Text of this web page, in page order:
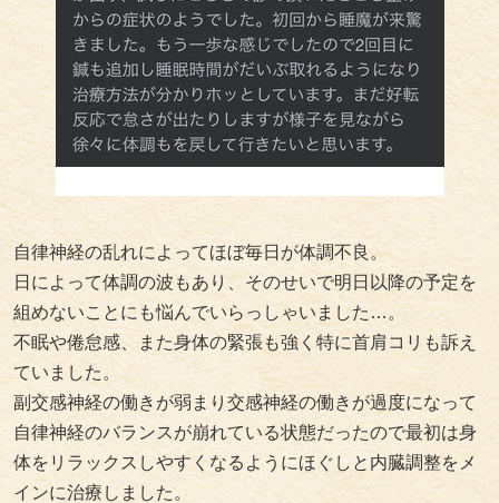
自律神経の乱れによってほぼ毎日が体調不良。
日によって体調の波もあり、そのせいで明日以降の予定を
組めないことにも悩んでいらっしゃいました…。
不眠や倦怠感、また身体の緊張も強く特に首肩コリも訴え
ていました。
副交感神経の働きが弱まり交感神経の働きが過度になって
自律神経のバランスが崩れている状態だったので最初は身
体をリラックスしやすくなるようにほぐしと内臓調整をメ
インに治療しました。